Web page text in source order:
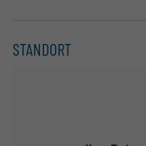
STANDORT